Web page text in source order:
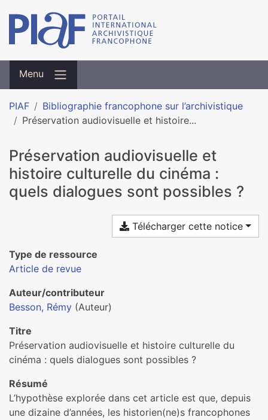
Menu
PIAF
Bibliographie francophone sur l’archivistique
Préservation audiovisuelle et histoire...
Préservation audiovisuelle et
histoire culturelle du cinéma :
quels dialogues sont possibles ?
Télécharger cette notice
Type de ressource
Article de revue
Auteur/contributeur
Besson, Rémy (Auteur)
Titre
Préservation audiovisuelle et histoire culturelle du
cinéma : quels dialogues sont possibles ?
Résumé
L’hypothèse explorée dans cet article est que, depuis
une dizaine d’années, les historien(ne)s francophones